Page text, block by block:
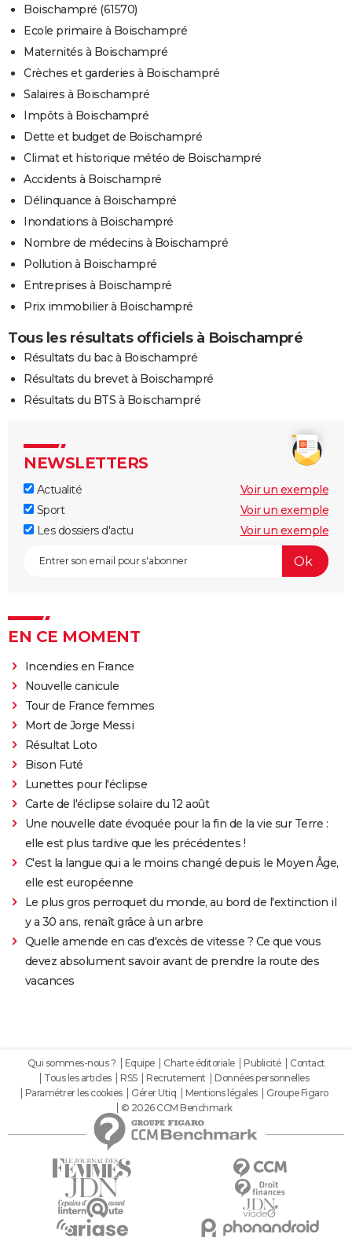
Boischampré (61570)
Ecole primaire à Boischampré
Maternités à Boischampré
Crèches et garderies à Boischampré
Salaires à Boischampré
Impôts à Boischampré
Dette et budget de Boischampré
Climat et historique météo de Boischampré
Accidents à Boischampré
Délinquance à Boischampré
Inondations à Boischampré
Nombre de médecins à Boischampré
Pollution à Boischampré
Entreprises à Boischampré
Prix immobilier à Boischampré
Tous les résultats officiels à Boischampré
Résultats du bac à Boischampré
Résultats du brevet à Boischampré
Résultats du BTS à Boischampré
NEWSLETTERS
Actualité
Voir un exemple
Sport
Voir un exemple
Les dossiers d'actu
Voir un exemple
EN CE MOMENT
Incendies en France
Nouvelle canicule
Tour de France femmes
Mort de Jorge Messi
Résultat Loto
Bison Futé
Lunettes pour l'éclipse
Carte de l'éclipse solaire du 12 août
Une nouvelle date évoquée pour la fin de la vie sur Terre :
elle est plus tardive que les précédentes !
C'est la langue qui a le moins changé depuis le Moyen Âge,
elle est européenne
Le plus gros perroquet du monde, au bord de l'extinction il
y a 30 ans, renaît grâce à un arbre
Quelle amende en cas d'excès de vitesse ? Ce que vous
devez absolument savoir avant de prendre la route des
vacances
Qui sommes-nous ? Equipe Charte éditoriale Publicité
Contact
Tous les articles
RSS Recrutement
Données personnelles
Paramétrer les cookies
Gérer Utiq Mentions légales
Groupe Figaro
© 2026 CCM Benchmark